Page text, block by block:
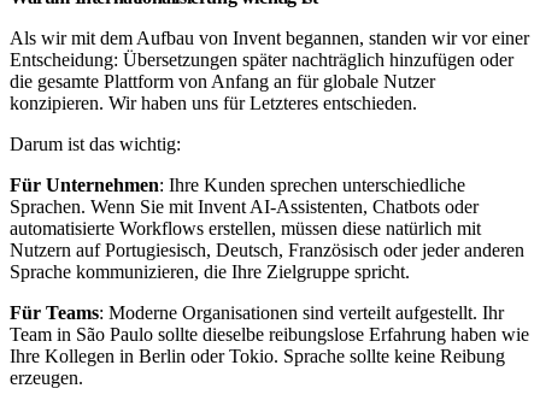
Als wir mit dem Aufbau von Invent begannen, standen wir vor einer
Entscheidung: Übersetzungen später nachträglich hinzufügen oder
die gesamte Plattform von Anfang an für globale Nutzer
konzipieren. Wir haben uns für Letzteres entschieden.
Darum ist das wichtig:
Für Unternehmen: Ihre Kunden sprechen unterschiedliche
Sprachen. Wenn Sie mit Invent AI-Assistenten, Chatbots oder
automatisierte Workflows erstellen, müssen diese natürlich mit
Nutzern auf Portugiesisch, Deutsch, Französisch oder jeder anderen
Sprache kommunizieren, die Ihre Zielgruppe spricht.
Für Teams: Moderne Organisationen sind verteilt aufgestellt. Ihr
Team in São Paulo sollte dieselbe reibungslose Erfahrung haben wie
Ihre Kollegen in Berlin oder Tokio. Sprache sollte keine Reibung
erzeugen.